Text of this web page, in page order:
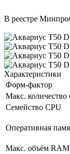
В реестре
Характеристики
Форм-фактор
Макс. количество
Семейство CPU
Оперативная
Макс. объём RAM